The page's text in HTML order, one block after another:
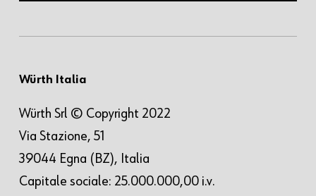
Würth Italia
Würth Srl © Copyright 2022
Via Stazione, 51
39044 Egna (BZ), Italia
Capitale sociale: 25.000.000,00 i.v.